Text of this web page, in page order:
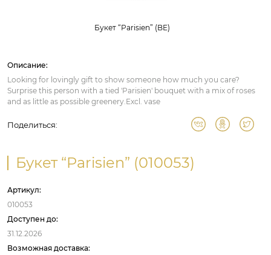
Букет “Parisien” (BE)
Описание:
Looking for lovingly gift to show someone how much you care?
Surprise this person with a tied 'Parisien' bouquet with a mix of roses
and as little as possible greenery.Excl. vase
Поделиться:
Букет “Parisien” (010053)
Артикул:
010053
Доступен до:
31.12.2026
Возможная доставка: